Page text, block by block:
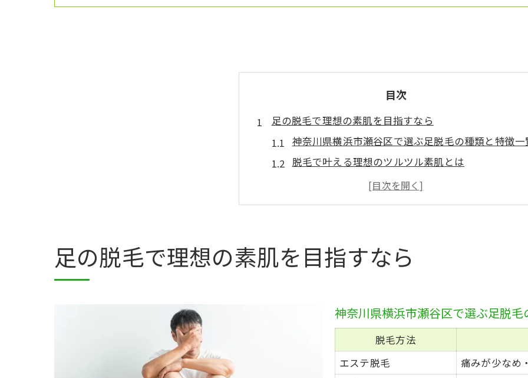
目次
足の脱毛で理想の素肌を目指すなら
神奈川県横浜市瀬谷区で選ぶ足脱毛の種類と特徴一
脱毛で叶える理想のツルツル素肌とは
足脱毛を始める前に知っておきたいポイント
初めての脱毛で気を付けたい注意点まとめ
ツルツル足になる脱毛回数の目安とは
回数別・足脱毛の仕上がり比較表
足脱毛でツルツルを目指す回数の目安
毛周期と施術回数の関係を知ろう
脱毛回数ごとの効果の違いとは
神奈川県横浜市瀬谷区で選ぶ脱毛プラン
足の脱毛で理想の素肌を目指すなら
神奈川県横浜市瀬谷区で選ぶ足脱
脱毛方法
エステ脱毛
痛みが少なめ